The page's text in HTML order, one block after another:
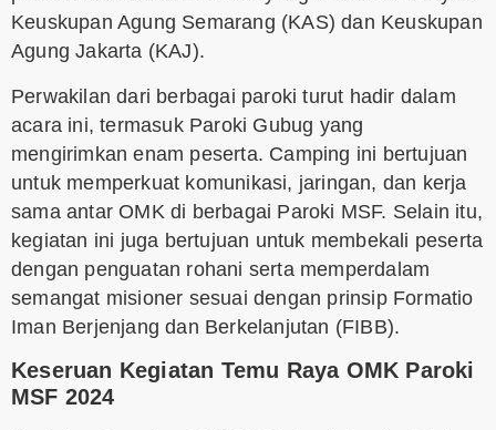
Keuskupan Agung Semarang (KAS) dan Keuskupan
Agung Jakarta (KAJ).
Perwakilan dari berbagai paroki turut hadir dalam
acara ini, termasuk Paroki Gubug yang
mengirimkan enam peserta. Camping ini bertujuan
untuk memperkuat komunikasi, jaringan, dan kerja
sama antar OMK di berbagai Paroki MSF. Selain itu,
kegiatan ini juga bertujuan untuk membekali peserta
dengan penguatan rohani serta memperdalam
semangat misioner sesuai dengan prinsip Formatio
Iman Berjenjang dan Berkelanjutan (FIBB).
Keseruan Kegiatan Temu Raya OMK Paroki
MSF 2024